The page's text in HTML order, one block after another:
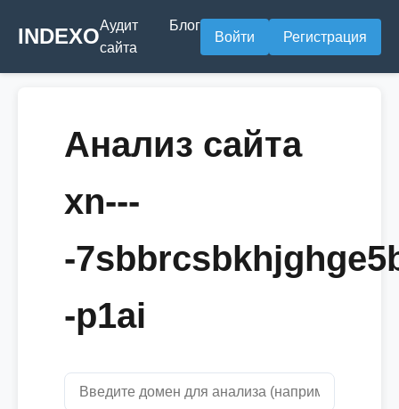
INDEXOАудит
сайта
Блог
Войти Регистрация
Анализ сайта
xn---
-
-p1ai